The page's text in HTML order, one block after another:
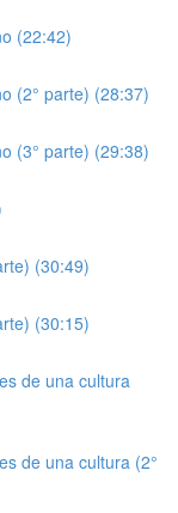
(22:42)
(2° parte) (28:37)
(3° parte) (29:38)
(30:49)
(30:15)
de una cultura
de una cultura (2°